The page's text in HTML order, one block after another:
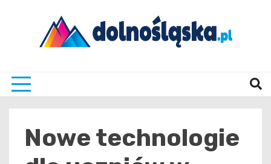
Nowe technologie